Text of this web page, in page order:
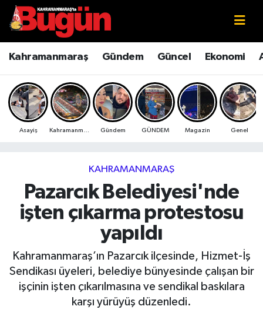
Kahramanmaraş Gündem Güncel Ekonomi
Asayiş Gündem GÜNDEM Magazin Genel
KAHRAMANMARAŞ
Pazarcık Belediyesi'nde
işten çıkarma protestosu
yapıldı
Kahramanmaraş’ın Pazarcık ilçesinde, Hizmet-İş
Sendikası üyeleri, belediye bünyesinde çalışan bir
işçinin işten çıkarılmasına ve sendikal baskılara
karşı yürüyüş düzenledi.
Kahramanmaraş
Kahramanmaraş Sokak Röportajları
Bilim ve Teknoloji
Çevre
Ekonomi
Güncel
Haberde İnsan
Kahramanmaraş Nöbetçi Eczaneler
Kahramanmaraş Hava Durumu
Kahramanmaraş Namaz Vakitleri
Kahramanmaraş Trafik Yoğunluk Haritası
Süper Lig Puan Durumu ve Fikstür
Tüm Manşetler
Son Dakika Haberleri
Haber Arşivi